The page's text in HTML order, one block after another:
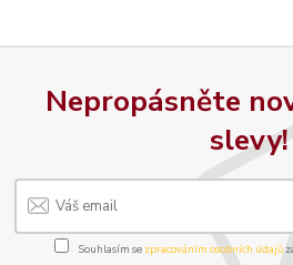
Nepropásněte
slevy!
Souhlasím se zpracováním osobních údajů